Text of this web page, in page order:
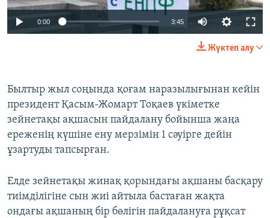
0:00 3:45
Жүктеп алу
Былтыр жыл соңында қоғам наразылығынан кейін
президент Қасым-Жомарт Тоқаев үкіметке
зейнетақы ақшасын пайдалану бойынша жаңа
ереженің күшіне ену мерзімін 1 сәуірге дейін
ұзартуды тапсырған.
Елде зейнетақы жинақ қорындағы ақшаны басқару
тиімділігіне сын жиі айтыла бастаған жақта
ондағы ақшаның бір бөлігін пайдалануға рұқсат